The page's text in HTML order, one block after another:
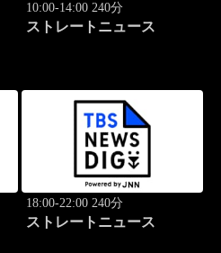
10:00-14:00 240分
ストレートニュース
18:00-22:00 240分
ストレートニュース